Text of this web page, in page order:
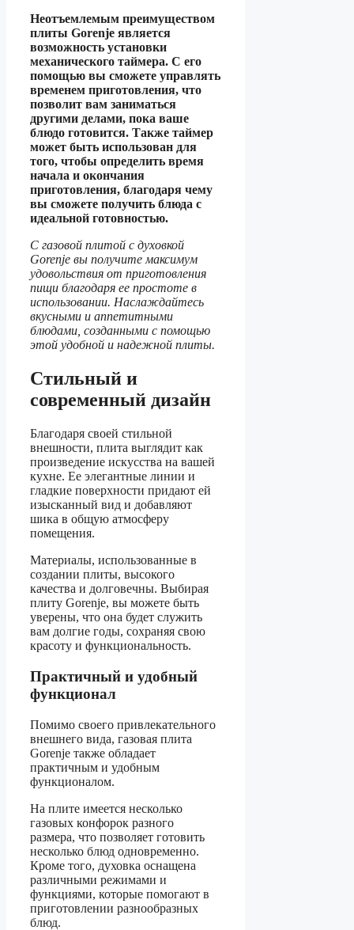
Неотъемлемым преимуществом
плиты Gorenje является
возможность установки
механического таймера. С его
помощью вы сможете управлять
временем приготовления, что
позволит вам заниматься
другими делами, пока ваше
блюдо готовится. Также таймер
может быть использован для
того, чтобы определить время
начала и окончания
приготовления, благодаря чему
вы сможете получить блюда с
идеальной готовностью.
С газовой плитой с духовкой
Gorenje вы получите максимум
удовольствия от приготовления
пищи благодаря ее простоте в
использовании. Наслаждайтесь
вкусными и аппетитными
блюдами, созданными с помощью
этой удобной и надежной плиты.
Стильный и
современный дизайн
Благодаря своей стильной
внешности, плита выглядит как
произведение искусства на вашей
кухне. Ее элегантные линии и
гладкие поверхности придают ей
изысканный вид и добавляют
шика в общую атмосферу
помещения.
Материалы, использованные в
создании плиты, высокого
качества и долговечны. Выбирая
плиту Gorenje, вы можете быть
уверены, что она будет служить
вам долгие годы, сохраняя свою
красоту и функциональность.
Практичный и удобный
функционал
Помимо своего привлекательного
внешнего вида, газовая плита
Gorenje также обладает
практичным и удобным
функционалом.
На плите имеется несколько
газовых конфорок разного
размера, что позволяет готовить
несколько блюд одновременно.
Кроме того, духовка оснащена
различными режимами и
функциями, которые помогают в
приготовлении разнообразных
блюд.